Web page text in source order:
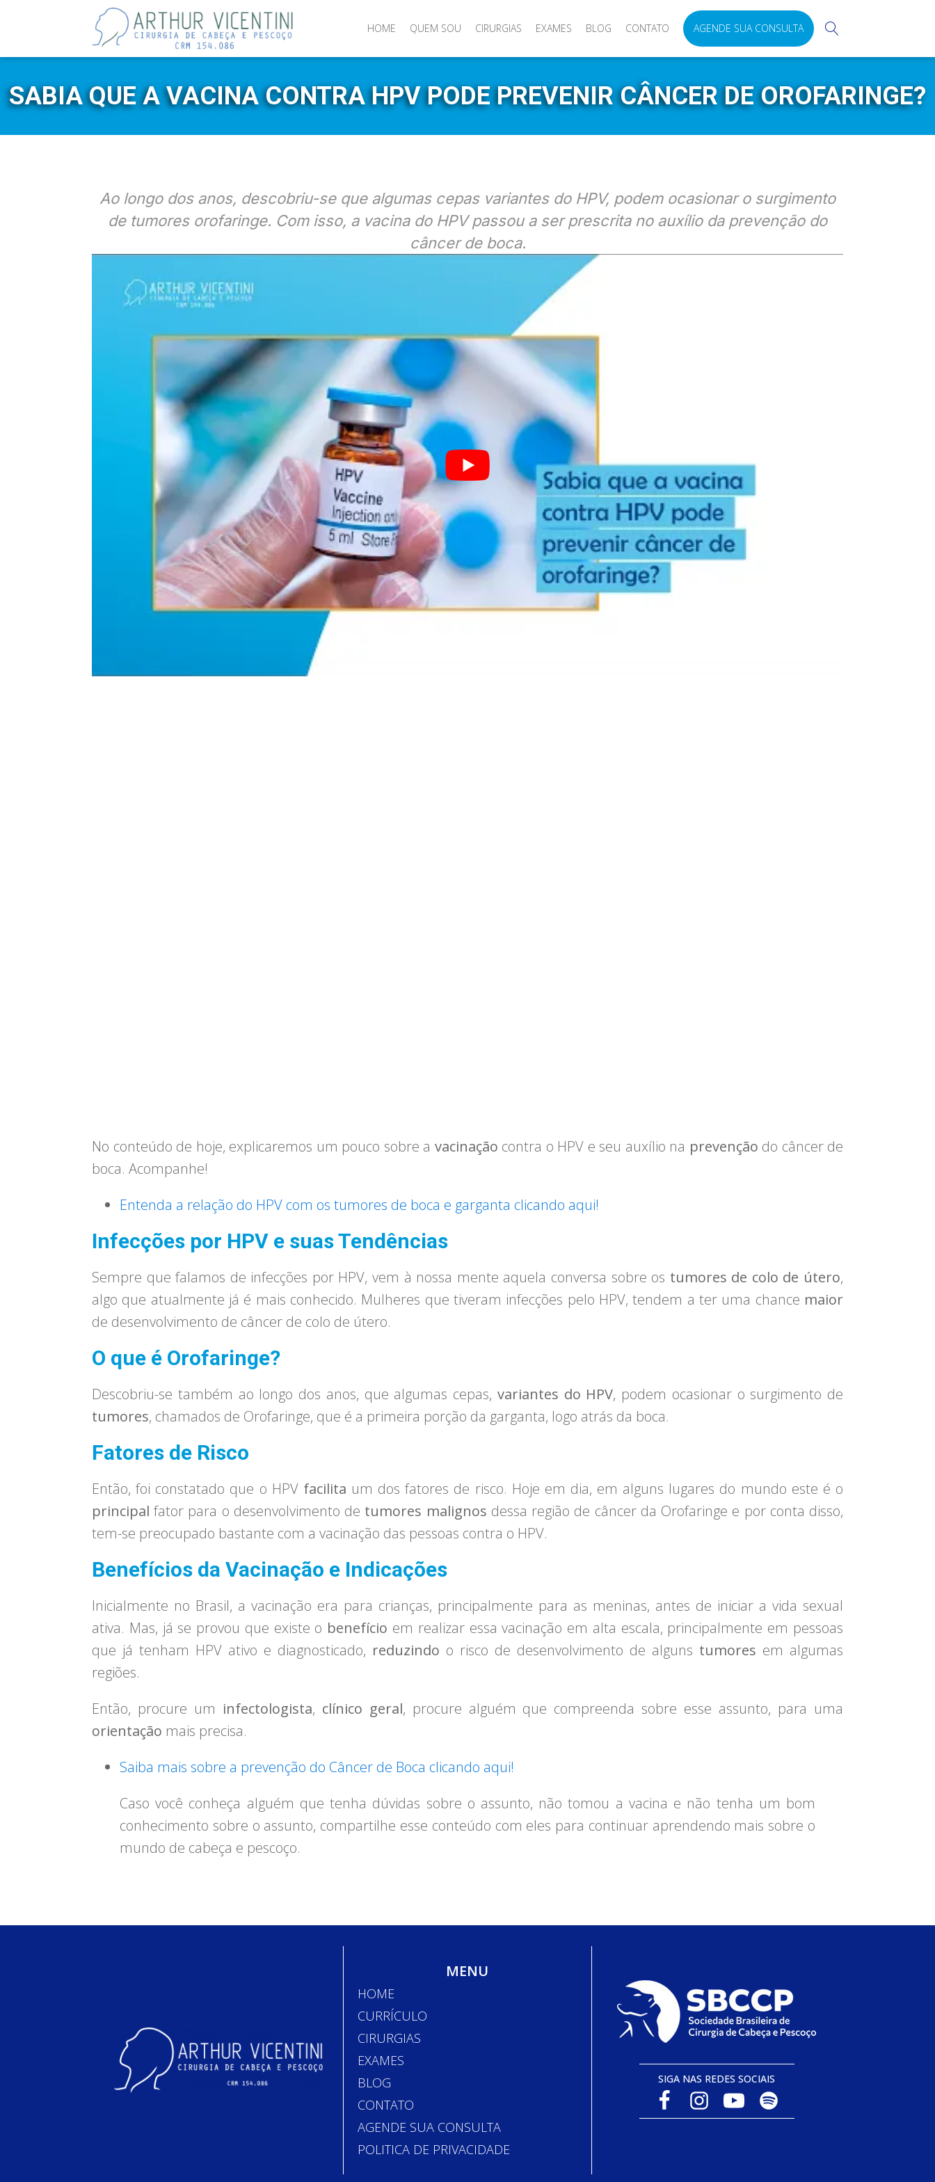
HOME QUEM SOU CIRURGIAS EXAMES BLOG CONTATO AGENDE SUA CONSULTA
SABIA QUE A VACINA CONTRA HPV PODE PREVENIR CÂNCER DE OROFARINGE?
Ao longo dos anos, descobriu-se que algumas cepas variantes do HPV, podem ocasionar o surgimento
de tumores orofaringe. Com isso, a vacina do HPV passou a ser prescrita no auxílio da prevenção do
câncer de boca.
No conteúdo de hoje, explicaremos um pouco sobre a vacinação contra o HPV e seu auxílio na prevenção do câncer de
boca. Acompanhe!
Entenda a relação do HPV com os tumores de boca e garganta clicando aqui!
Infecções por HPV e suas Tendências
Sempre que falamos de infecções por HPV, vem à nossa mente aquela conversa sobre os tumores de colo de útero,
algo que atualmente já é mais conhecido. Mulheres que tiveram infecções pelo HPV, tendem a ter uma chance maior
de desenvolvimento de câncer de colo de útero.
O que é Orofaringe?
Descobriu-se também ao longo dos anos, que algumas cepas, variantes do HPV, podem ocasionar o surgimento de
tumores, chamados de Orofaringe, que é a primeira porção da garganta, logo atrás da boca.
Fatores de Risco
Então, foi constatado que o HPV facilita um dos fatores de risco. Hoje em dia, em alguns lugares do mundo este é o
principalfator para o desenvolvimento de tumores malignos dessa região de câncer da Orofaringe e por conta disso,
tem-se preocupado bastante com a vacinação das pessoas contra o HPV.
Benefícios da Vacinação e Indicações
Inicialmente no Brasil, a vacinação era para crianças, principalmente para as meninas, antes de iniciar a vida sexual
ativa. Mas, já se provou que existe o benefício em realizar essa vacinação em alta escala, principalmente em pessoas
que já tenham HPV ativo e diagnosticado, reduzindo o risco de desenvolvimento de alguns tumores em algumas
regiões.
Então, procure um infectologista, clínico geral, procure alguém que compreenda sobre esse assunto, para uma
orientação mais precisa.
Saiba mais sobre a prevenção do Câncer de Boca clicando aqui!
Caso você conheça alguém que tenha dúvidas sobre o assunto, não tomou a vacina e não tenha um bom
conhecimento sobre o assunto, compartilhe esse conteúdo com eles para continuar aprendendo mais sobre o
mundo de cabeça e pescoço.
MENU
HOME
CURRÍCULO
CIRURGIAS
EXAMES
BLOG
CONTATO
AGENDE SUA CONSULTA
POLITICA DE PRIVACIDADE
SIGA NAS REDES SOCIAIS